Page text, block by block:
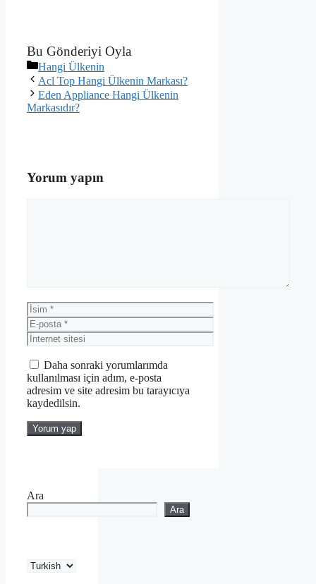
Bu Gönderiyi Oyla
Kategoriler
Hangi Ülkenin
Acl Top Hangi Ülkenin Markası?
Eden Appliance Hangi Ülkenin
Markasıdır?
Yorum yapın
İsim
E-
posta
İnternet
sitesi
Daha sonraki yorumlarımda
kullanılması için adım, e-posta
adresim ve site adresim bu tarayıcıya
kaydedilsin.
Ara
Ara